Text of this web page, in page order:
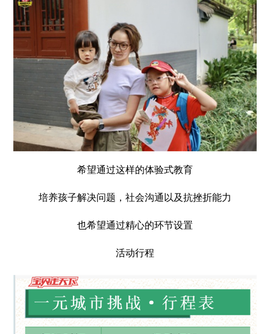
希望通过这样的体验式教育
培养孩子解决问题，社会沟通以及抗挫折能力
也希望通过精心的环节设置
活动行程